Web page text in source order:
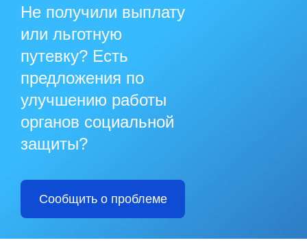
Не получили выплату
или льготную
путевку? Есть
предложения по
улучшению работы
органов социальной
защиты?
Сообщить о проблеме